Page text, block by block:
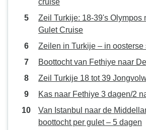
het feit dat we opgehaald zouden
worden voor de terugreis, de
buschauffeur was erg behulpzaam
en toen hoorden we dat we bij het
dorp Pamukkale opgehaald
zouden worden en niet bij de
plaats zelf. Ik zou het bedrijf graag
weer gebruiken voor toekomstige
tochten, maar het zou
waarschijnlijk handig geweest zijn
als ik van tevoren, toen ik boekte,
cruise
Zeil Turkije: 18-39's Olympos
Gulet Cruise
Zeilen in Turkije – in oosterse
Boottocht van Fethiye naar
Zeil Turkije 18 tot 39
Kas naar Fethiye 3 dagen/2
Van Istanbul naar de
boottocht per gulet – 5 dagen